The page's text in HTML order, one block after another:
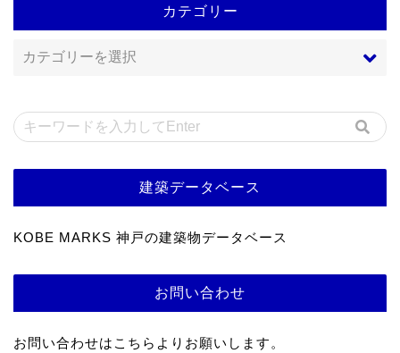
カテゴリー
建築データベース
KOBE MARKS 神戸の建築物データベース
お問い合わせ
お問い合わせはこちらよりお願いします。